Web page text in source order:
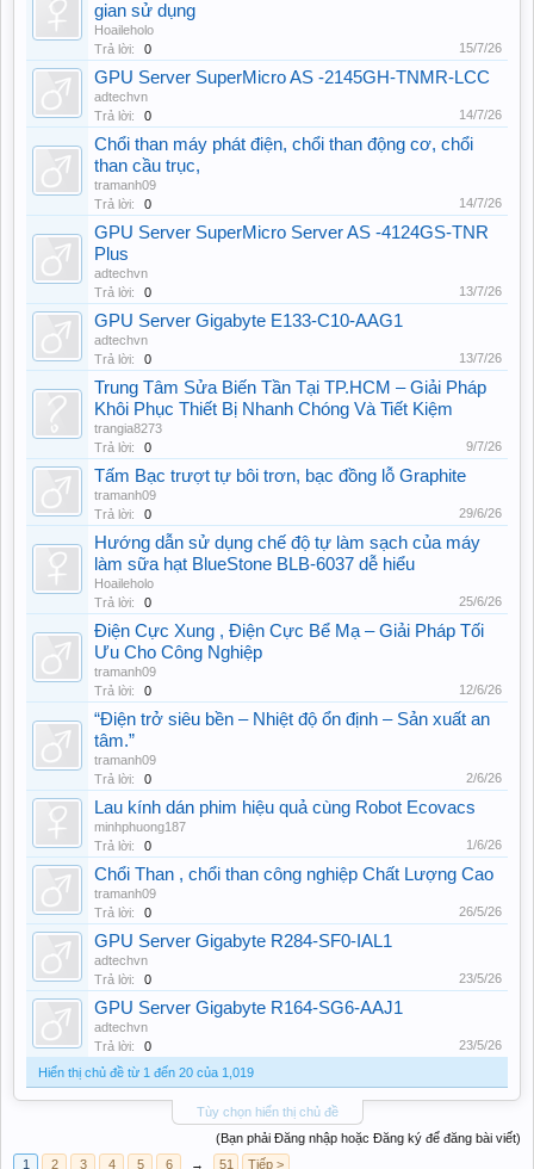
gian sử dụng
Hoaileholo
Trả lời:
0 15/7/26
GPU Server SuperMicro AS -2145GH-TNMR-LCC
adtechvn
Trả lời:
0 14/7/26
Chổi than máy phát điện, chổi than động cơ, chổi
than cầu trục,
tramanh09
Trả lời:
0 14/7/26
GPU Server SuperMicro Server AS -4124GS-TNR
Plus
adtechvn
Trả lời:
0 13/7/26
GPU Server Gigabyte E133-C10-AAG1
adtechvn
Trả lời:
0 13/7/26
Trung Tâm Sửa Biến Tần Tại TP.HCM – Giải Pháp
Khôi Phục Thiết Bị Nhanh Chóng Và Tiết Kiệm
trangia8273
Trả lời:
0 9/7/26
Tấm Bạc trượt tự bôi trơn, bạc đồng lỗ Graphite
tramanh09
Trả lời:
0 29/6/26
Hướng dẫn sử dụng chế độ tự làm sạch của máy
làm sữa hạt BlueStone BLB-6037 dễ hiểu
Hoaileholo
Trả lời:
0 25/6/26
Điện Cực Xung , Điện Cực Bể Mạ – Giải Pháp Tối
Ưu Cho Công Nghiệp
tramanh09
Trả lời:
0 12/6/26
“Điện trở siêu bền – Nhiệt độ ổn định – Sản xuất an
tâm.”
tramanh09
Trả lời:
0 2/6/26
Lau kính dán phim hiệu quả cùng Robot Ecovacs
minhphuong187
Trả lời:
0 1/6/26
Chổi Than , chổi than công nghiệp Chất Lượng Cao
tramanh09
Trả lời:
0 26/5/26
GPU Server Gigabyte R284-SF0-IAL1
adtechvn
Trả lời:
0 23/5/26
GPU Server Gigabyte R164-SG6-AAJ1
adtechvn
Trả lời:
0
23/5/26
Hiển thị chủ đề từ 1 đến 20 của 1,019
Tùy chọn hiển thị chủ đề
(Bạn phải Đăng nhập hoặc Đăng ký để đăng bài viết)
1
2 3 4 5 6 → 51 Tiếp >